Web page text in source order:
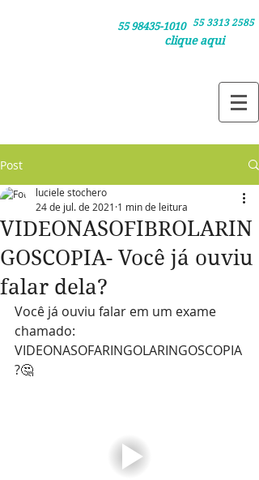
Clique nos números /
e agende sua consulta pelo telefone ou
55 98435-1010 55 3313 2585
clique aqui
Post
VIDEONASOFIBROLARIN
GOSCOPIA- Você já ouviu
falar dela?
luciele stochero
24 de jul. de 2021 1 min de leitura
Você já ouviu falar em um exame
chamado:
VIDEONASOFARINGOLARINGOSCOPIA
?🤔